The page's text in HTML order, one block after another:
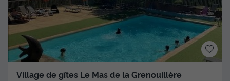
Village de gîtes Le Mas de la Grenouillère